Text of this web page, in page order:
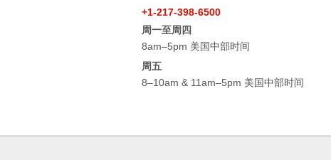
+1-217-398-6500
周一至周四
8am–5pm 美国中部时间
周五
8–10am & 11am–5pm 美国中部时间